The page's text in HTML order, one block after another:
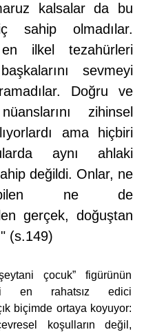
kalsalar da bu
sahip olmadılar.
ilkel tezahürleri
sevmeyi
Doğru ve
zihinsel
ama hiçbiri
aynı ahlaki
değildi. Onlar, ne
ne de
gerçek, doğuştan
(s.149)
çocuk” figürünün
en rahatsız edici
biçimde ortaya koyuyor:
koşulların değil,